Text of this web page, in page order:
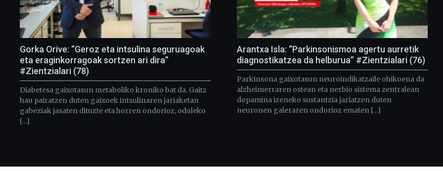
Gorka Orive: “Geroz eta intsulina seguruagoak
eta eraginkorragoak sortzen ari dira”
#Zientzialari (78)
Diabetesa gaixotasun metaboliko kroniko bat da. Gaitz
hau pairatzen duten gaixoek intsulinaren jariaketan
gabeziak jasaten dituzte eta horren ondorioz, odoleko
[…]
Arantxa Isla: “Parkinsonismoa agertu aurretik
diagnostikatzea da helburua” #Zientzialari (76)
Parkinsona gaixotasun neuroindikatzaile ohikoena da
alzheimerraren ostean eta nerbio sistema zentralean
dopamina izeneko sustantzia jariatzen duten
neuronen galeraren ondorioz ematen […]